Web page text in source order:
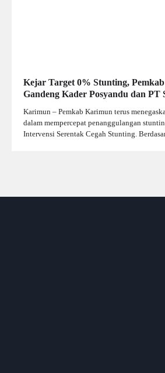
Kejar Target 0% Stunting,
Gandeng Kader Posyandu dan PT
Karimun – Pemkab Karimun terus
dalam mempercepat penanggulangan
Intervensi Serentak Cegah Stunting.